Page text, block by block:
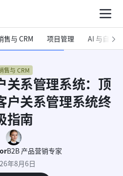
售与 CRM 项目管理 AI 与自动化
售与 CRM
关系管理系统：顶
户关系管理系统终
指南
B2B 产品营销专家
年8月6日